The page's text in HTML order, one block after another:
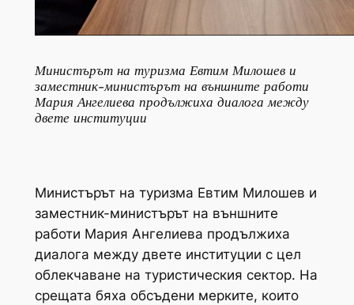
Министърът на туризма Евтим Милошев и
заместник-министърът на външните работи
Мария Ангелиева продължиха диалога между
двете институции
Министърът на туризма Евтим Милошев и
заместник-министърът на външните
работи Мария Ангелиева продължиха
диалога между двете институции с цел
облекчаване на туристическия сектор. На
срещата бяха обсъдени мерките, които